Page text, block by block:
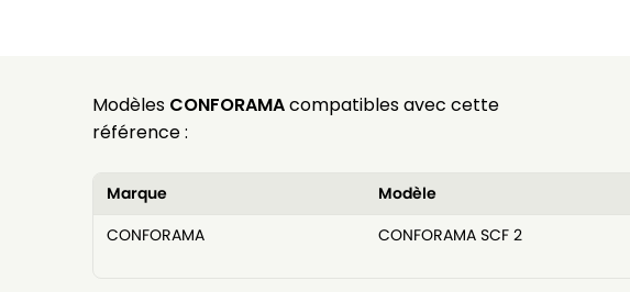
Modèles CONFORAMAcompatibles avec cette
référence :
Marque
Modèle
CONFORAMA
CONFORAMA SCF 2